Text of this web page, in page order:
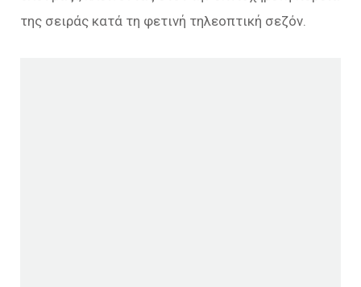
της σειράς κατά τη φετινή τηλεοπτική σεζόν.